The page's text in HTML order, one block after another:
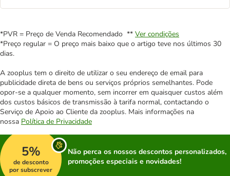
*PVR = Preço de Venda Recomendado ** Ver condições
*Preço regular = O preço mais baixo que o artigo teve nos últimos 30
dias.
A zooplus tem o direito de utilizar o seu endereço de email para
publicidade direta de bens ou serviços próprios semelhantes. Pode
opor-se a qualquer momento, sem incorrer em quaisquer custos além
dos custos básicos de transmissão à tarifa normal, contactando o
Serviço de Apoio ao Cliente da zooplus. Mais informações na
nossa Política de Privacidade
5%
de desconto
por subscrever
Não perca os nossos descontos personalizados,
promoções especiais e novidades!